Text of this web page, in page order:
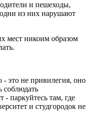
и пешеходы,
из них нарушают
мест никоим образом
это не привилегия, оно
соблюдать
- паркуйтесь там, где
и студгородок не